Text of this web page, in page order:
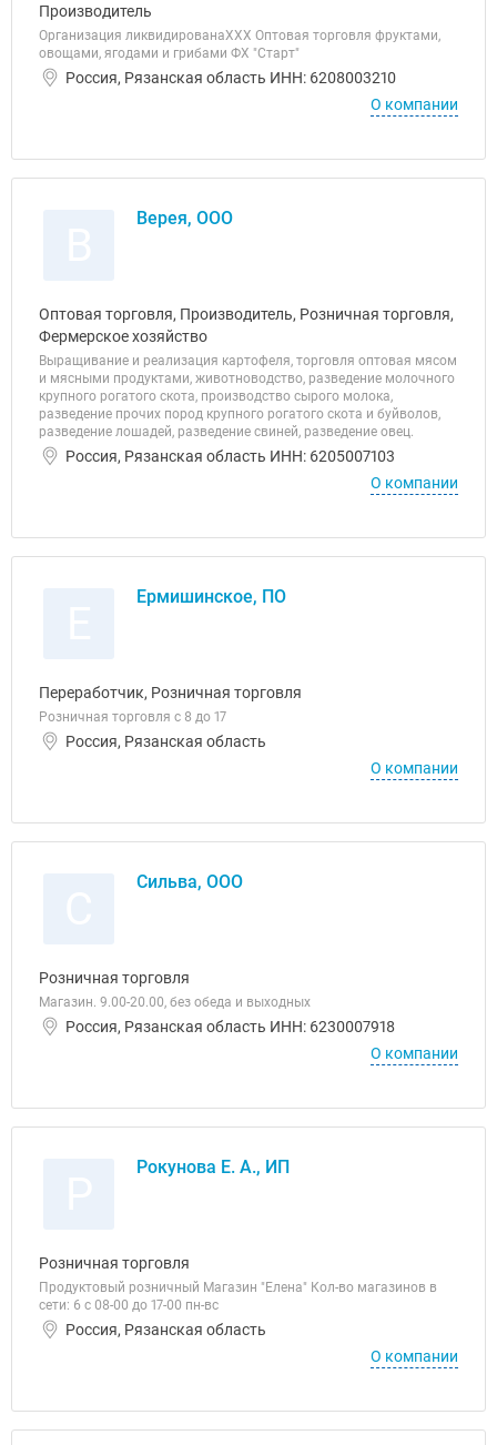
Производитель
Организация ликвидированаХХХ Оптовая торговля фруктами,
овощами, ягодами и грибами ФХ "Старт"
Россия, Рязанская область ИНН: 6208003210
О компании
Верея, ООО
Оптовая торговля, Производитель, Розничная торговля,
Фермерское хозяйство
Выращивание и реализация картофеля, торговля оптовая мясом
и мясными продуктами, животноводство, разведение молочного
крупного рогатого скота, производство сырого молока,
разведение прочих пород крупного рогатого скота и буйволов,
разведение лошадей, разведение свиней, разведение овец.
Россия, Рязанская область ИНН: 6205007103
О компании
Ермишинское, ПО
Переработчик, Розничная торговля
Розничная торговля с 8 до 17
Россия, Рязанская область
О компании
Сильва, ООО
Розничная торговля
Магазин. 9.00-20.00, без обеда и выходных
Россия, Рязанская область ИНН: 6230007918
О компании
Рокунова Е. А., ИП
Розничная торговля
Продуктовый розничный Магазин "Елена" Кол-во магазинов в
сети: 6 с 08-00 до 17-00 пн-вс
Россия, Рязанская область
О компании